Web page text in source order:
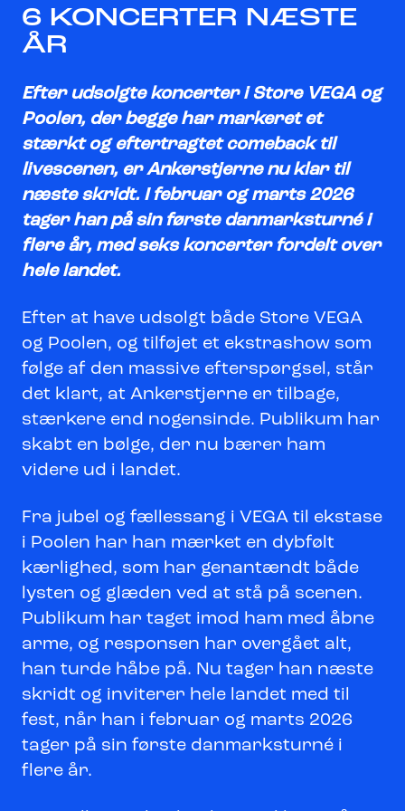
6 KONCERTER NÆSTE
ÅR
Efter udsolgte koncerter i Store VEGA og
Poolen, der begge har markeret et
stærkt og eftertragtet comeback til
livescenen, er Ankerstjerne nu klar til
næste skridt. I februar og marts 2026
tager han på sin første danmarksturné i
flere år, med seks koncerter fordelt over
hele landet.
Efter at have udsolgt både Store VEGA
og Poolen, og tilføjet et ekstrashow som
følge af den massive efterspørgsel, står
det klart, at Ankerstjerne er tilbage,
stærkere end nogensinde. Publikum har
skabt en bølge, der nu bærer ham
videre ud i landet.
Fra jubel og fællessang i VEGA til ekstase
i Poolen har han mærket en dybfølt
kærlighed, som har genantændt både
lysten og glæden ved at stå på scenen.
Publikum har taget imod ham med åbne
arme, og responsen har overgået alt,
han turde håbe på. Nu tager han næste
skridt og inviterer hele landet med til
fest, når han i februar og marts 2026
tager på sin første danmarksturné i
flere år.